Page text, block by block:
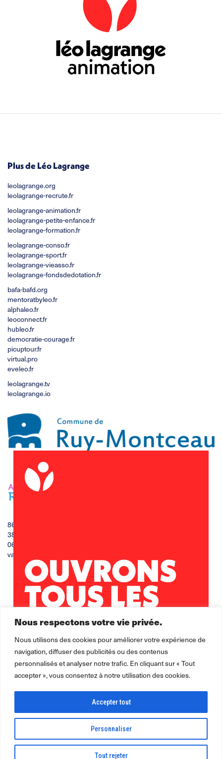
Nous respectons votre vie privée.
Nous utilisons des cookies pour améliorer votre expérience de
navigation, diffuser des publicités ou des contenus
personnalisés et analyser notre trafic. En cliquant sur « Tout
accepter », vous consentez à notre utilisation des cookies.
Personnaliser
Tout rejeter
Accepter tout
Plus de Léo Lagrange
leolagrange.org
leolagrange-recrute.fr
leolagrange-animation.fr
leolagrange-petite-enfance.fr
leolagrange-formation.fr
leolagrange-conso.fr
leolagrange-sport.fr
leolagrange-vieasso.fr
leolagrange-fondsdedotation.fr
bafa-bafd.org
mentoratbyleo.fr
alphaleo.fr
leoconnect.fr
hubleo.fr
democratie-courage.fr
picuptour.fr
virtual.pro
eveleo.fr
leolagrange.tv
leolagrange.io
86 impasse de la mairie
38300 Ruy-Montceau
06 70 61 36 60
vanessa.magnard@leolagrange.org
Léo Lagrange AnimationLéo Lagrange Petite enfance